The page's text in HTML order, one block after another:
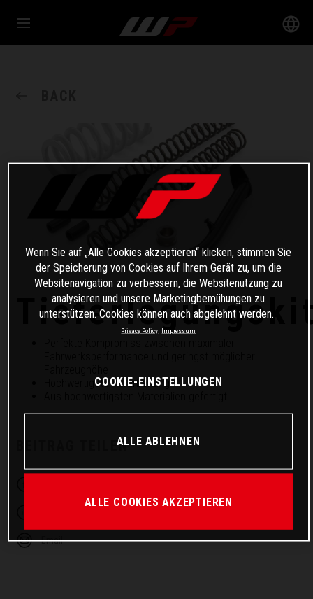
Hochwertigste Verarbeitung
BEITRAG TEILEN
Email
Wenn Sie auf „Alle Cookies akzeptieren“ klicken, stimmen Sie
der Speicherung von Cookies auf Ihrem Gerät zu, um die
Websitenavigation zu verbessern, die Websitenutzung zu
analysieren und unsere Marketingbemühungen zu
unterstützen. Cookies können auch abgelehnt werden.
Privacy Policy Impressum
COOKIE-EINSTELLUNGEN
ALLE ABLEHNEN
ALLE COOKIES AKZEPTIEREN